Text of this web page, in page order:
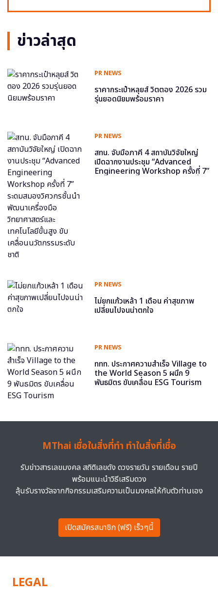
ข่าวล่าสุด
PR NEWS
ราคากระเป๋าหลุยส์ วิตตอง 2026 รวม
รุ่นยอดนิยมพร้อมราคา
PR NEWS
สทน. จับมือภาคี 4 สถาบันวิจัยใหญ่
เปิดฉากงานประชุม “Advanced
Engineering Workshop ครั้งที่ 7”
PR NEWS
ไม่ยกแก้วเหล้า 1 เดือน ค่าสุขภาพ
เปลี่ยนไปจนน่าตกใจ
PR NEWS
ททท. ประกาศความสำเร็จ Village to
the World Season 5 ผนึก 9
พันธมิตร ขับเคลื่อน ESG Tourism
MThai เชื่อในสิ่งที่ทำ ทำในสิ่งที่เชื่อ
รับข่าวสารเลขมงคล สถิติเลขดัง ดวงรายวัน รายเดือน รายปี
พร้อมแนะนำวิธีเสริมดวง
ลุ้นรับรางวัลจากกิจกรรมเสริมความเป็นมงคลให้กับตัวท่านเอง
เปิดสมัครสมาชิก (ฟรี) เร็วๆนี้
LEGAL